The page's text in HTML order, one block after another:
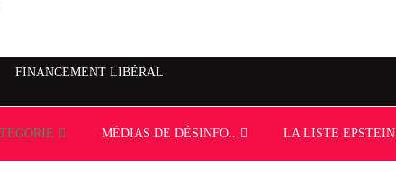
FINANCEMENT LIBÉRAL
MÉDIAS DE DÉSINFO.. LA LISTE EPSTEIN